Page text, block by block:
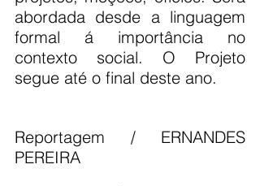
abordada desde a linguagem
formal á importância no
contexto social. O Projeto
segue até o final deste ano.
Reportagem / ERNANDES
PEREIRA